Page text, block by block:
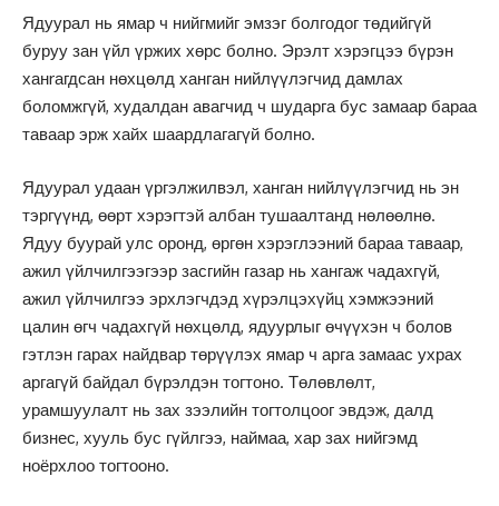
Ядуурал нь ямар ч нийгмийг эмзэг болгодог төдийгүй
буруу зан үйл үржих хөрс болно. Эрэлт хэрэгцээ бүрэн
ханrагдсан нөхцөлд ханган нийлүүлэгчид дамлах
боломжгүй, худалдан авагчид ч шударга бус замаар бараа
таваар эрж хайх шаардлагагүй болно.
Ядуурал удаан үргэлжилвэл, ханган нийлүүлэгчид нь эн
тэргүүнд, өөрт хэрэгтэй албан тушаалтанд нөлөөлнө.
Ядуу буурай улс оронд, өргөн хэрэглээний бараа таваар,
ажил үйлчилгээгээр засгийн газар нь хангаж чадахгүй,
ажил үйлчилгээ эрхлэгчдэд хүрэлцэхүйц хэмжээний
цалин өгч чадахгүй нөхцөлд, ядуурлыг өчүүхэн ч болов
гэтлэн гарах найдвар төрүүлэх ямар ч арга замаас ухрах
аргагүй байдал бүрэлдэн тогтоно. Төлөвлөлт,
урамшуулалт нь зах зээлийн тогтолцоог эвдэж, далд
бизнес, хууль бус гүйлгээ, наймаа, хар зах нийгэмд
ноёрхлоо тогтооно.